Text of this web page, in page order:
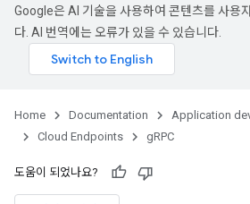
Google은 AI 기술을 사용하여 콘텐츠를 사용
다. AI 번역에는 오류가 있을 수 있습니다.
Home Documentation
Application
Cloud Endpoints
gRPC
도움이 되었나요?